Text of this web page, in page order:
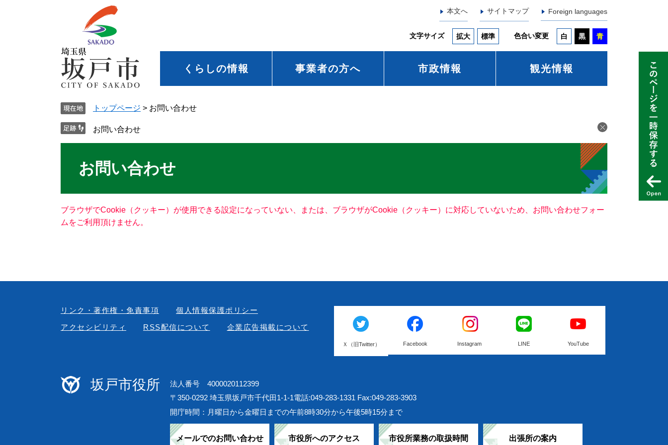
本文へ サイトマップ Foreign languages
文字サイズ 拡大 標準 色合い変更 白 黒 青
くらしの情報 事業者の方へ 市政情報 観光情報
トップページ > お問い合わせ
お問い合わせ
お問い合わせ
ブラウザでCookie（クッキー）が使用できる設定になっていない、または、ブラウザがCookie（クッキー）に対応していないため、お問い合わせフォー
ムをご利用頂けません。
リンク・著作権・免責事項
個人情報保護ポリシー
アクセシビリティ
RSS配信について 企業広告掲載について
Ｘ（旧Twitter） Facebook Instagram LINE YouTube
坂戸市役所
法人番号 4000020112399
〒350-0292 埼玉県坂戸市千代田1-1-1電話:049-283-1331 Fax:049-283-3903
開庁時間：月曜日から金曜日までの午前8時30分から午後5時15分まで
メールでのお問い合わせ 市役所へのアクセス 市役所業務の取扱時間 出張所の案内